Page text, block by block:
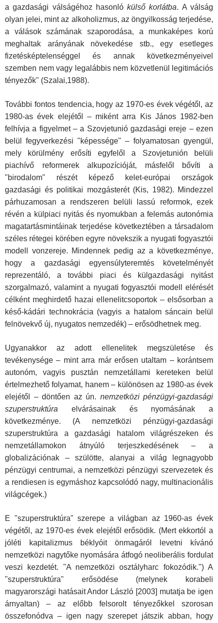
a gazdasági válságéhoz hasonlókülső korlátba. A válság
olyan jelei, mint az alkoholizmus, az öngyilkosság terjedése,
a válások számának szaporodása, a munkaképes korú
meghaltak arányának növekedése stb., egy esetleges
fizetésképtelenséggel és annak következményeivel
szemben nem vagy legalábbis nem közvetlenül legitimációs
tényezők" (Szalai,1988).
További fontos tendencia, hogy az 1970-es évek végétől, az
1980-as évek elejétől – miként arra Kis János 1982-ben
felhívja a figyelmet – a Szovjetunió gazdasági ereje – ezen
belül fegyverkezési "képessége" – folyamatosan gyengül,
mely körülmény erősíti egyfelől a Szovjetunión belüli
piachívő reformerek alkupozícióját, másfelől bővíti a
"birodalom" részét képező kelet-európai országok
gazdasági és politikai mozgásterét (Kis, 1982). Mindezzel
párhuzamosan a rendszeren belüli lassú reformok, ezek
révén a külpiaci nyitás és nyomukban a felemás autonómia
magatartásmintáinak terjedése következtében a társadalom
széles rétegei körében egyre növekszik a nyugati fogyasztói
modell vonzereje. Mindennek pedig az a következménye,
hogy a gazdasági egyensúlyteremtés követelményét
reprezentáló, a további piaci és külgazdasági nyitást
szorgalmazó, valamint a nyugati fogyasztói modell elérését
célként meghirdető hazai ellenelitcsoportok – elsősorban a
késő-kádári technokrácia (vagyis a hatalom sáncain belül
felnövekvő új, nyugatos nemzedék) – erősödhetnek meg.
Ugyanakkor az adott ellenelitek megszületése és
tevékenysége – mint arra már erősen utaltam – korántsem
autonóm, vagyis pusztán nemzetállami kereteken belül
értelmezhető folyamat, hanem – különösen az 1980-as évek
elejétől – döntően az ún. nemzetközi pénzügyi-gazdasági
szuperstruktúra elvárásainak és nyomásának a
következménye. (A nemzetközi pénzügyi-gazdasági
szuperstruktúra a gazdasági hatalom világrészeken és
nemzetállamokon átnyúló terjeszkedésének – a
globalizációnak – szülötte, alanyai a világ legnagyobb
pénzügyi centrumai, a nemzetközi pénzügyi szervezetek és
a rendiesen is egymáshoz kapcsolódó nagy, multinacionális
világcégek.)
E "szuperstruktúra" szerepe a világban az 1960-as évek
végétől, az 1970-es évek elejétől erősödik. (Mert ekkortól a
jóléti kapitalizmus béklyóit önmagáról levetni kívánó
nemzetközi nagytőke nyomására átfogó neoliberális fordulat
veszi kezdetét. "A nemzetközi osztályharc fokozódik.") A
"szuperstruktúra" erősödése (melynek korabeli
magyarországi hatásait Andor László [2003] mutatja be igen
árnyaltan) – az előbb felsorolt tényezőkkel szorosan
összefonódva – igen nagy szerepet játszik abban, hogy